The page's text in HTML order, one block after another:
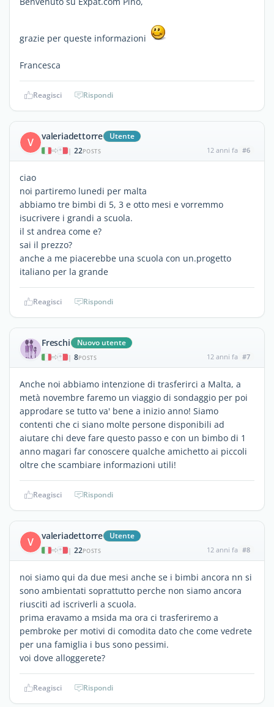
grazie per queste informazioni
Francesca
Reagisci Rispondi
V valeriadettorre Utente
| 22POSTS 12 anni fa #6
ciao
noi partiremo lunedi per malta
abbiamo tre bimbi di 5, 3 e otto mesi e vorremmo
isucrivere i grandi a scuola.
il st andrea come e?
sai il prezzo?
anche a me piacerebbe una scuola con un.progetto
italiano per la grande
Reagisci Rispondi
Freschi Nuovo utente
| 8POSTS 12 anni fa #7
Anche noi abbiamo intenzione di trasferirci a Malta, a
metà novembre faremo un viaggio di sondaggio per poi
approdare se tutto va' bene a inizio anno! Siamo
contenti che ci siano molte persone disponibili ad
aiutare chi deve fare questo passo e con un bimbo di 1
anno magari far conoscere qualche amichetto ai piccoli
oltre che scambiare informazioni utili!
Reagisci Rispondi
V valeriadettorre Utente
| 22POSTS 12 anni fa #8
noi siamo qui da due mesi anche se i bimbi ancora nn si
sono ambientati soprattutto perche non siamo ancora
riusciti ad iscriverli a scuola.
prima eravamo a msida ma ora ci trasferiremo a
pembroke per motivi di comodita dato che come vedrete
per una famiglia i bus sono pessimi.
voi dove alloggerete?
Reagisci Rispondi